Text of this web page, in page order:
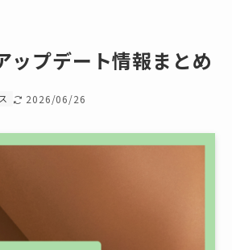
ップデート情報まとめ
2026/06/26